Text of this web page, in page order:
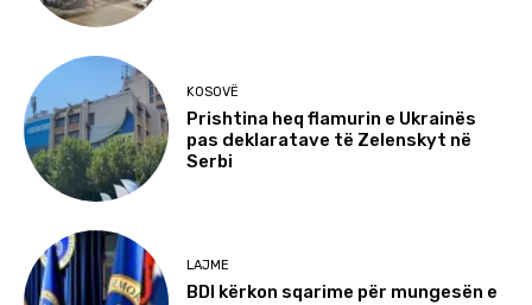
KOSOVË
Prishtina heq flamurin e Ukrainës
pas deklaratave të Zelenskyt në
Serbi
LAJME
BDI kërkon sqarime për mungesën e